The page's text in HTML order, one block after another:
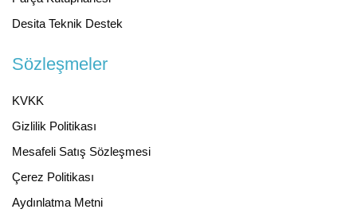
Desita Teknik Destek
Sözleşmeler
KVKK
Gizlilik Politikası
Mesafeli Satış Sözleşmesi
Çerez Politikası
Aydınlatma Metni